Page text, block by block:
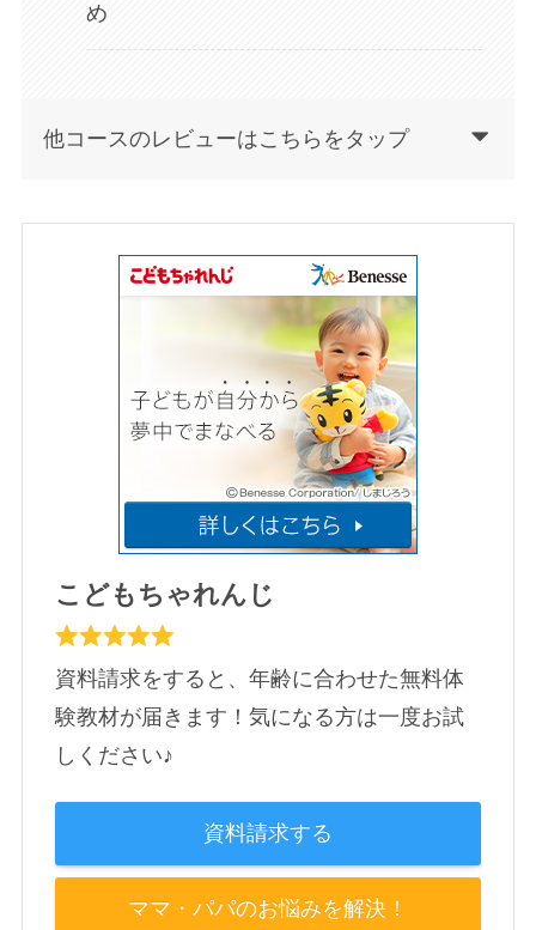
め
他コースのレビューはこちらを タップ
こどもちゃれんじ
資料請求をすると、年齢に合わせた無料体
験教材が届きます！気になる方は一度お試
しください♪
資料請求する
ママ・パパのお悩みを解決！